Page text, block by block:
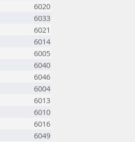
6020
6033
6021
6014
6005
6040
6046
6004
6013
6010
6016
6049